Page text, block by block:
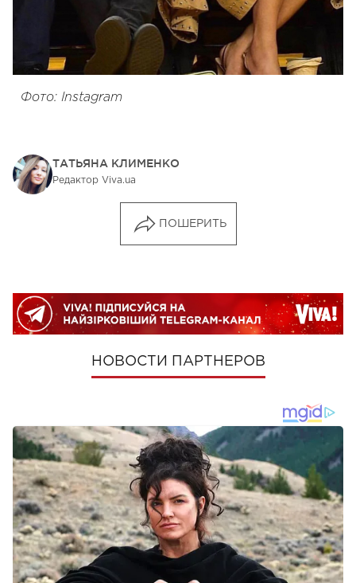
Фото: Instagram
ТАТЬЯНА КЛИМЕНКО
Редактор Viva.ua
ПОШЕРИТЬ
НОВОСТИ ПАРТНЕРОВ